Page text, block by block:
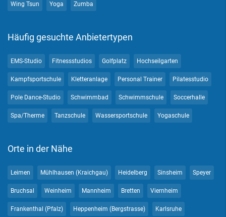
Wing Tsun Yoga Zumba
Häufig gesuchte Anbietertypen
EMS-Studio Fitnessstudios Golfplatz Hochseilgarten
Kampfsportschule Kletteranlage Personal Trainer Pilatesstudio
Pole Dance-Studio Schwimmbad Schwimmschule Soccerhalle
Spa/Therme Tanzschule Wassersportschule Yogaschule
Orte in der Nähe
Leimen Mühlhausen (Kraichgau) Heidelberg Sinsheim Speyer
Bruchsal Weinheim Mannheim Bretten Viernheim
Frankenthal (Pfalz) Heppenheim (Bergstrasse) Karlsruhe